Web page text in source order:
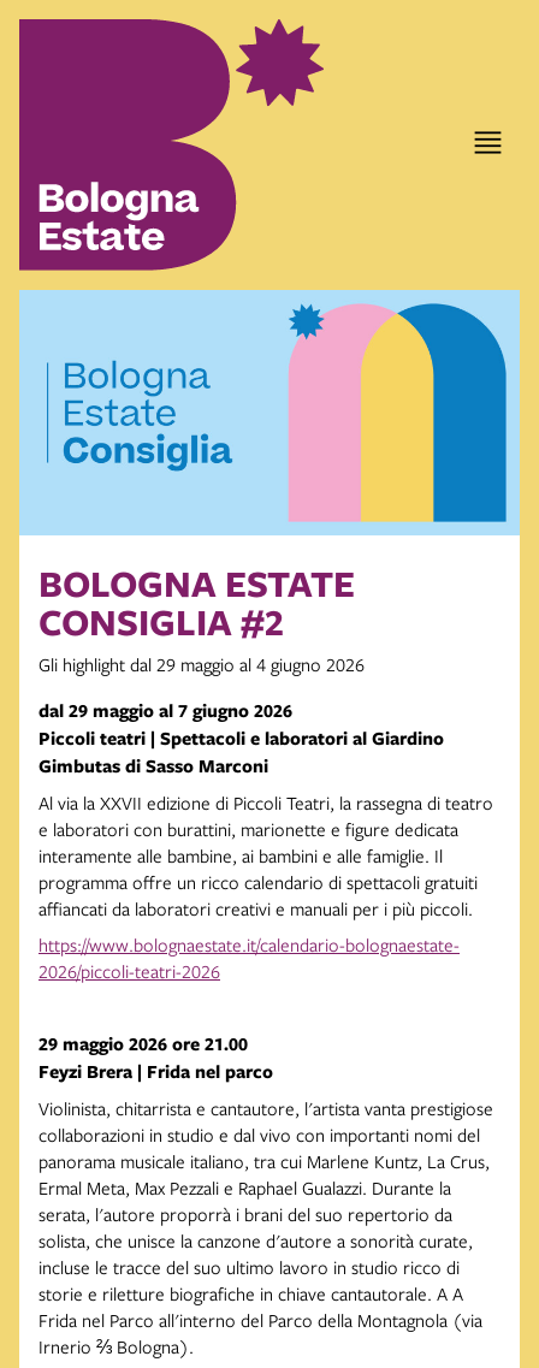
BOLOGNA ESTATE
CONSIGLIA #2
Gli highlight dal 29 maggio al 4 giugno 2026
dal 29 maggio al 7 giugno 2026
Piccoli teatri | Spettacoli e laboratori al Giardino
Gimbutas di Sasso Marconi
Al via la XXVII edizione di Piccoli Teatri, la rassegna di teatro
e laboratori con burattini, marionette e figure dedicata
interamente alle bambine, ai bambini e alle famiglie. Il
programma offre un ricco calendario di spettacoli gratuiti
affiancati da laboratori creativi e manuali per i più piccoli.
https://www.bolognaestate.it/calendario-bolognaestate-
2026/piccoli-teatri-2026
29 maggio 2026 ore 21.00
Feyzi Brera | Frida nel parco
Violinista, chitarrista e cantautore, l'artista vanta prestigiose
collaborazioni in studio e dal vivo con importanti nomi del
panorama musicale italiano, tra cui Marlene Kuntz, La Crus,
Ermal Meta, Max Pezzali e Raphael Gualazzi. Durante la
serata, l'autore proporrà i brani del suo repertorio da
solista, che unisce la canzone d'autore a sonorità curate,
incluse le tracce del suo ultimo lavoro in studio ricco di
storie e riletture biografiche in chiave cantautorale. A A
Frida nel Parco all'interno del Parco della Montagnola (via
Irnerio ⅔ Bologna).